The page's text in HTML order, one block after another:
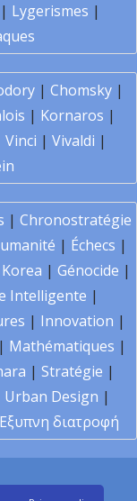
Lygerismes |
| Chomsky|
| Kornaros |
Vinci | Vivaldi |
| Chronostratégie
| Échecs |
| Génocide |
Intelligente |
| Innovation |
| Mathématiques |
| Stratégie |
Urban Design |
διατροφή